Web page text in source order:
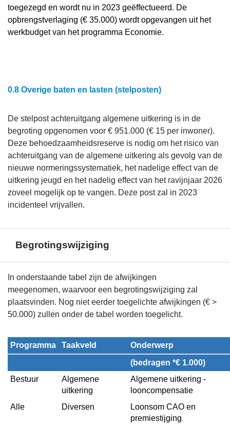
Toelichting
toegezegd en wordt nu in 2023 geëffectueerd. De
opbrengstverlaging (€ 35.000) wordt opgevangen uit het
werkbudget van het programma Economie.
0.8 Overige baten en lasten (stelposten)
De stelpost achteruitgang algemene uitkering is in de
begroting opgenomen voor € 951.000 (€ 15 per inwoner).
Deze behoedzaamheidsreserve is nodig om het risico van
achteruitgang van de algemene uitkering als gevolg van de
nieuwe normeringssystematiek, het nadelige effect van de
uitkering jeugd en het nadelig effect van het ravijnjaar 2026
zoveel mogelijk op te vangen. Deze post zal in 2023
incidenteel vrijvallen.
Begrotingswijziging
Terug
naar
navigatie
overzicht
programma
Begrotingswijziging
In onderstaande tabel zijn de afwijkingen
meegenomen, waarvoor een begrotingswijziging zal
plaatsvinden. Nog niet eerder toegelichte afwijkingen (€ >
50.000) zullen onder de tabel worden toegelicht.
Programma Taakveld
Onderwerp
(bedragen *€ 1.000)
Bestuur
Algemene
uitkering
Algemene uitkering -
looncompensatie
Alle
Diversen
Loonsom CAO en
premiestijging